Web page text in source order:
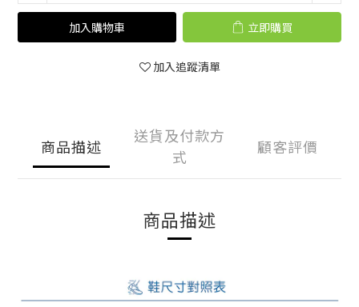
加入購物車 立即購買
加入追蹤清單
商品描述
送貨及付款方
式
顧客評價
商品描述